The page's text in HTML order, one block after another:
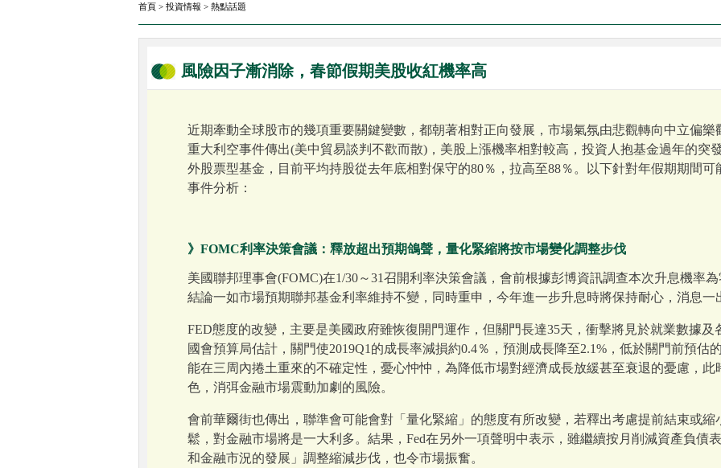
首頁 > 投資情報 > 熱點話題
風險因子漸消除，春節假期美股收紅機率高
近期牽動全球股市的幾項重要關鍵變數，都朝著相對正向發展，市場氣氛由悲觀轉向中立偏
重大利空事件傳出(美中貿易談判不歡而散)，美股上漲機率相對較高，投資人抱基金過年的突
外股票型基金，目前平均持股從去年底相對保守的80％，拉高至88％。以下針對年假期期間
事件分析：
》FOMC利率決策會議：釋放超出預期鴿聲，量化緊縮將按市場變化調整步伐
美國聯邦理事會(FOMC)在1/30～31召開利率決策會議，會前根據彭博資訊調查本次升息機率
結論一如市場預期聯邦基金利率維持不變，同時重申，今年進一步升息時將保持耐心，消息
FED態度的改變，主要是美國政府雖恢復開門運作，但關門長達35天，衝擊將見於就業數據
國會預算局估計，關門使2019Q1的成長率減損約0.4％，預測成長降至2.1%，低於關門前預估
能在三周內捲土重來的不確定性，憂心忡忡，為降低市場對經濟成長放緩甚至衰退的憂慮，
色，消弭金融市場震動加劇的風險。
會前華爾街也傳出，聯準會可能會對「量化緊縮」的態度有所改變，若釋出考慮提前結束或
鬆，對金融市場將是一大利多。結果，Fed在另外一項聲明中表示，雖繼續按月削減資產負債
和金融市況的發展」調整縮減步伐，也令市場振奮。